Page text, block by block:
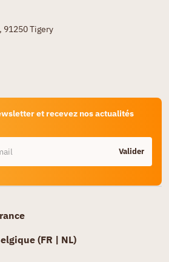
91250 Tigery
et recevez nos actualités
Valider
(FR | NL)